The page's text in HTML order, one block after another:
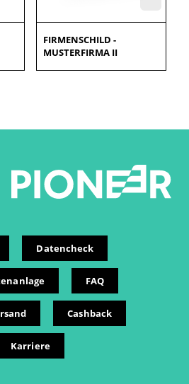
FIRMENSCHILD -
MUSTERFIRMA II
Datencheck
FAQ
Cashback
Karriere